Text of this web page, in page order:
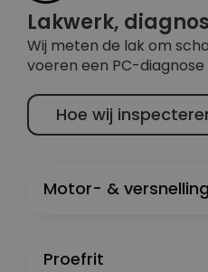
Lakwerk,
Wij meten de lak om
voeren een PC-
Hoe wij
Motor- &
Proefrit